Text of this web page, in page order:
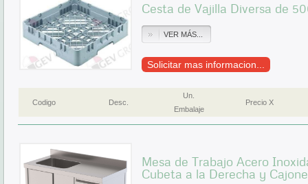
Cesta de Vajilla Diversa de
VER MÁS...
Solicitar mas informacion...
Codigo Desc.
Un.
Embalaje
Precio X
Mesa de Trabajo Acero
Cubeta a la Derecha y